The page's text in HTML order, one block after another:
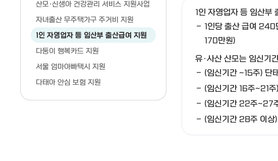
산모·신생아 건강관리 서비스 지원사업
자녀출산 무주택가구 주거비 지원
1인 자영업자 등 임산부 출산급여 지원
다둥이 행복카드 지원
서울 엄마아빠택시 지원
다태아 안심 보험 지원
1인 자영업자 등 임산부
1인당 출산 급여
170만원)
유·사산 산모는 임신기
(임신기간 ~15주) 단
(임신기간 16주~21
(임신기간 22주~27
(임신기간 28주 이상